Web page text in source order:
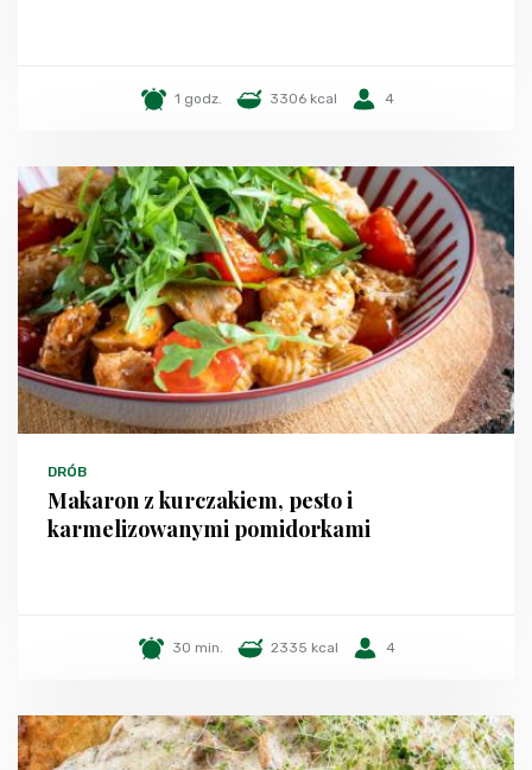
1 godz. 3306 kcal 4
DRÓB
Makaron z kurczakiem, pesto i
karmelizowanymi pomidorkami
30 min. 2335 kcal 4